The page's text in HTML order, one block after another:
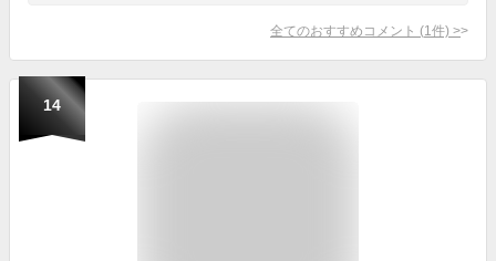
全てのおすすめコメント (1 件) >
14